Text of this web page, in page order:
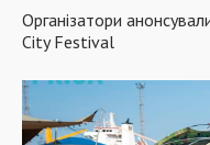
Організатори
City Festival